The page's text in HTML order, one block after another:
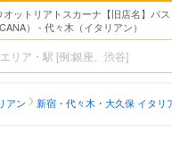
ットリアトスカーナ【旧店名】パス
） - 代々木（イタリアン）
グ
アン 新宿・代々木・大久保 イタリ